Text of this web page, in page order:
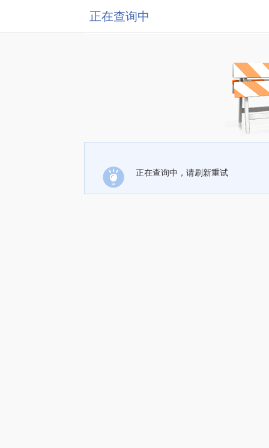
正在查询中
正在查询中，请刷新重试